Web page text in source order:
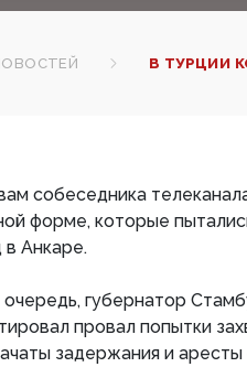
В ТУРЦИИ
собеседника
форме, которые
в Анкаре.
губернатор
провал попытки
задержания и аресты